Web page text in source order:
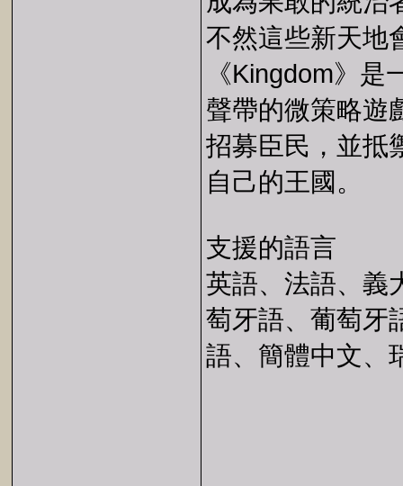
不然這些新天地
《Kingdom》
聲帶的微策略遊
招募臣民，並抵
自己的王國。
支援的語言
英語、法語、義
萄牙語、葡萄牙
語、簡體中文、